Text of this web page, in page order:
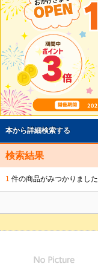
本から詳細検索する
検索結果
1 件の商品がみつかりました